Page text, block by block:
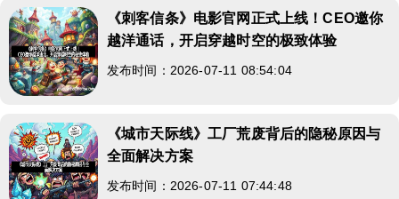
《刺客信条》电影官网正式上线！CEO邀你
越洋通话，开启穿越时空的极致体验
发布时间：2026-07-11 08:54:04
《城市天际线》工厂荒废背后的隐秘原因与
全面解决方案
发布时间：2026-07-11 07:44:48